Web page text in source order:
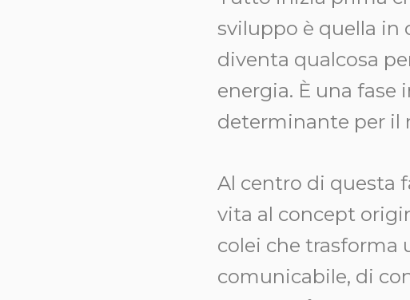
sviluppo è quella in
diventa qualcosa
energia. È una
determinante per il
Al centro di questa
vita al concept
colei che trasforma
comunicabile, di